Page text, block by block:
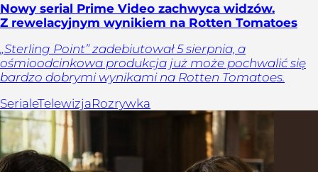
Nowy serial Prime Video zachwyca widzów.
Z rewelacyjnym wynikiem na Rotten Tomatoes
„Sterling Point” zadebiutował 5 sierpnia, a
ośmioodcinkowa produkcja już może pochwalić się
bardzo dobrymi wynikami na Rotten Tomatoes.
SerialeTelewizjaRozrywka